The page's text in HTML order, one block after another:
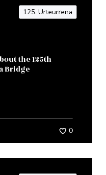
125. Urteurrena
the 125th
Bridge
0